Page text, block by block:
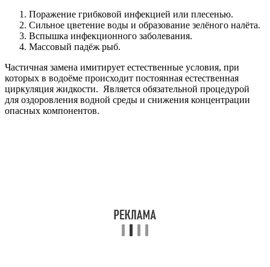
Поражение грибковой инфекцией или плесенью.
Сильное цветение воды и образование зелёного налёта.
Вспышка инфекционного заболевания.
Массовый падёж рыб.
Частичная замена имитирует естественные условия, при
которых в водоёме происходит постоянная естественная
циркуляция жидкости. Является обязательной процедурой
для оздоровления водной среды и снижения концентрации
опасных компонентов.